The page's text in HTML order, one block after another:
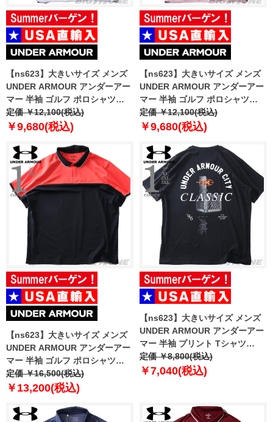
【ns623】大きいサイズ メンズ
UNDER ARMOUR アンダーアー
マー 半袖 ゴルフ ポロシャツ
TECH POLO USA直輸入
1290140-100
定価 ￥12,100(税込)
￥9,680(税込)
【ns623】大きいサイズ メンズ
UNDER ARMOUR アンダーアー
マー 半袖 ゴルフ ポロシャツ
TECH POLO USA直輸入
1290140-647
定価 ￥12,100(税込)
￥9,680(税込)
【ns623】大きいサイズ メンズ
UNDER ARMOUR アンダーアー
マー 半袖 ゴルフ ポロシャツ
USA直輸入 um0974
定価 ￥16,500(税込)
￥13,200(税込)
【ns623】大きいサイズ メンズ
UNDER ARMOUR アンダーアー
マー 半袖 プリント Tシャツ
CITY CLASSIC SS USA直輸入
6009326-008
定価 ￥8,800(税込)
￥7,040(税込)